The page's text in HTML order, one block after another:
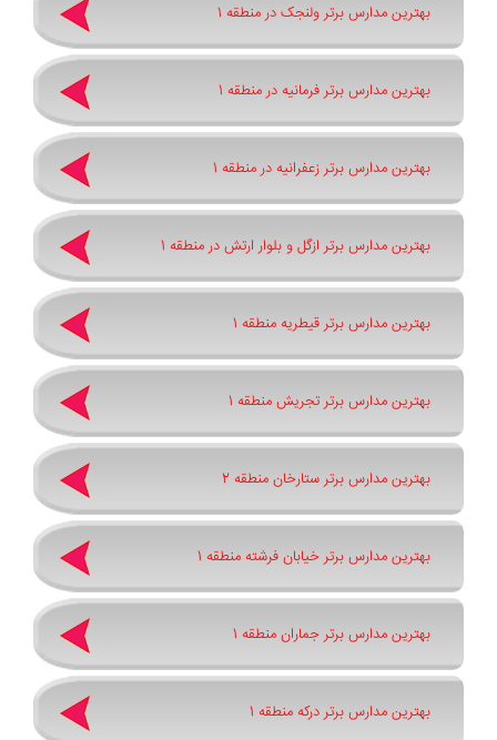
بهترین مدارس برتر ولنجک در منطقه 1
بهترین مدارس برتر فرمانیه در منطقه 1
بهترین مدارس برتر زعفرانیه در منطقه 1
بهترین مدارس برتر ازگل و بلوار ارتش در منطقه 1
بهترین مدارس برتر قیطریه منطقه 1
بهترین مدارس برتر تجریش منطقه 1
بهترین مدارس برتر ستارخان منطقه 2
بهترین مدارس برتر خیابان فرشته منطقه 1
بهترین مدارس برتر جماران منطقه 1
بهترین مدارس برتر درکه منطقه 1